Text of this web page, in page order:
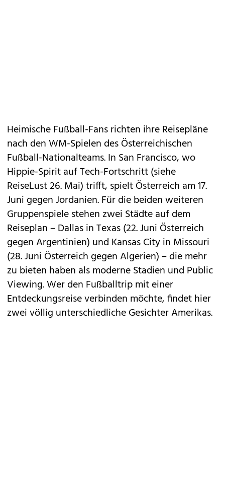
Heimische Fußball-Fans richten ihre Reisepläne
nach den WM-Spielen des Österreichischen
Fußball-Nationalteams. In San Francisco, wo
Hippie-Spirit auf Tech-Fortschritt (siehe
ReiseLust 26. Mai) trifft, spielt Österreich am 17.
Juni gegen Jordanien. Für die beiden weiteren
Gruppenspiele stehen zwei Städte auf dem
Reiseplan – Dallas in Texas (22. Juni Österreich
gegen Argentinien) und Kansas City in Missouri
(28. Juni Österreich gegen Algerien) – die mehr
zu bieten haben als moderne Stadien und Public
Viewing. Wer den Fußballtrip mit einer
Entdeckungsreise verbinden möchte, findet hier
zwei völlig unterschiedliche Gesichter Amerikas.